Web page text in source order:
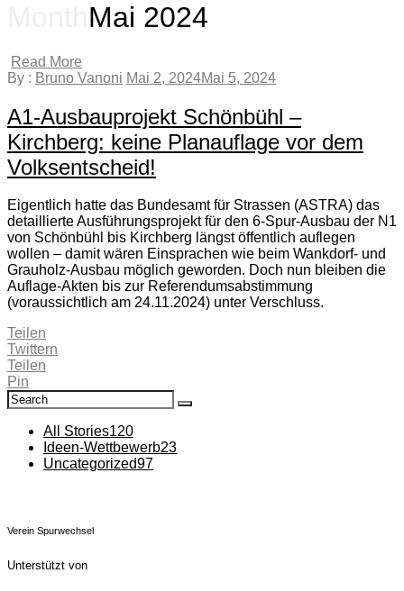
Mai 2024
Read More
By : Bruno Vanoni Mai 2, 2024Mai 5, 2024
A1-Ausbauprojekt Schönbühl –
Kirchberg: keine Planauflage vor dem
Volksentscheid!
Eigentlich hatte das Bundesamt für Strassen (ASTRA) das
detaillierte Ausführungsprojekt für den 6-Spur-Ausbau der N1
von Schönbühl bis Kirchberg längst öffentlich auflegen
wollen – damit wären Einsprachen wie beim Wankdorf- und
Grauholz-Ausbau möglich geworden. Doch nun bleiben die
Auflage-Akten bis zur Referendumsabstimmung
(voraussichtlich am 24.11.2024) unter Verschluss.
Teilen
Twittern
Teilen
Pin
Search
for:
Search
All Stories120
Ideen-Wettbewerb23
Uncategorized97
Verein Spurwechsel
Unterstützt von